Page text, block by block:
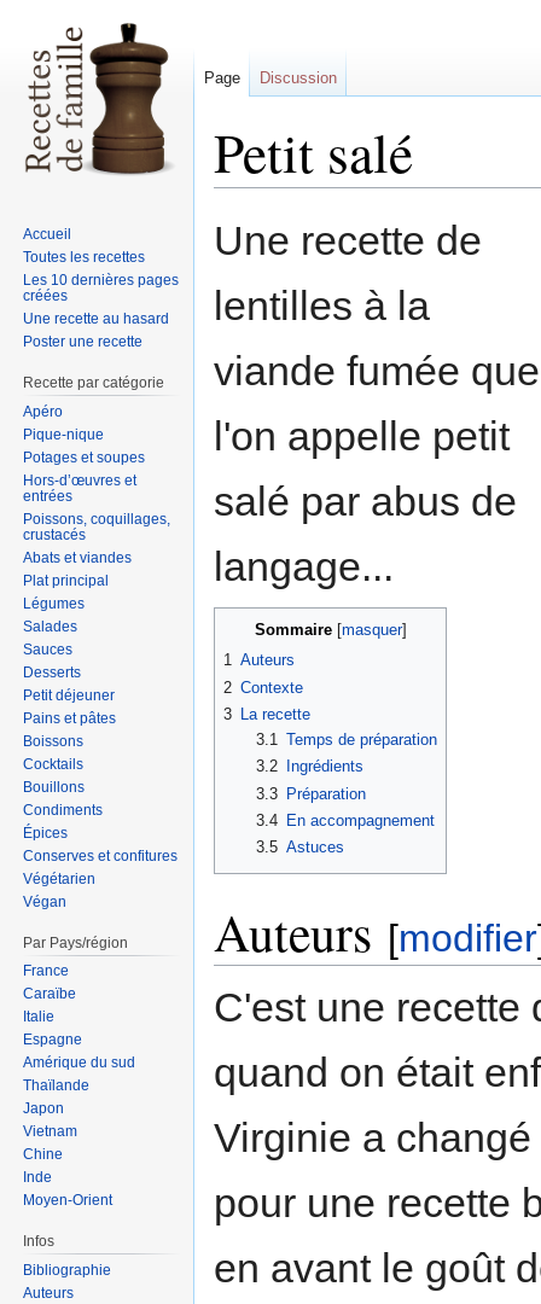
Petit salé
à
navigation
à
recherche
Une recette de
lentilles à la
viande fumée que
l'on appelle petit
salé par abus de
langage...
Sommaire
1 Auteurs
2 Contexte
3 La recette
3.1 Temps de préparation
3.2
Ingrédients
3.3
Préparation
3.4
En accompagnement
3.5 Astuces
Auteurs [modifier
C'est une recette
quand on était
Virginie a
pour une recette
en avant le goût
Page Discussion
Accueil
Toutes les recettes
Les 10 dernières pages
créées
Une recette au hasard
Poster une recette
Recette par catégorie
Apéro
Pique-nique
Potages et soupes
Hors-d’œuvres et
entrées
Poissons, coquillages,
crustacés
Abats et viandes
Plat principal
Légumes
Salades
Sauces
Desserts
Petit déjeuner
Pains et pâtes
Boissons
Cocktails
Bouillons
Condiments
Épices
Conserves et confitures
Végétarien
Végan
Par Pays/région
France
Caraïbe
Italie
Espagne
Amérique du sud
Thaïlande
Japon
Vietnam
Chine
Inde
Moyen-Orient
Infos
Bibliographie
Auteurs